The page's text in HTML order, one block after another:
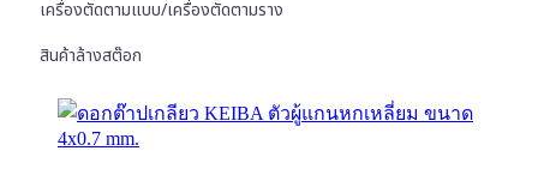
เครื่องตัดตามแบบ/เครื่องตัดตามราง
สินค้าล้างสต๊อก